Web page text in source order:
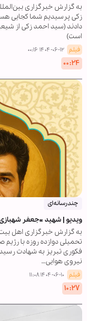
به گزارش خبرگزاری
زکی پرسیدیم شما کجایی
دادند (سید احمد زکی از
است)
فیلم ۱۴۰۴-۰۶-۱۲ ۰۰:۱۶
۰۰:۲۴
چندرسانه‌ای
ویدیو | شهید «جعفر
به گزارش خبرگزاری اهل
تحمیلی دوازده روزه با
فکوری تبریز به شهادت
نیروی هوایی…
فیلم ۱۴۰۴-۰۶-۱۰ ۱۱:۰۸
۱۰:۲۷